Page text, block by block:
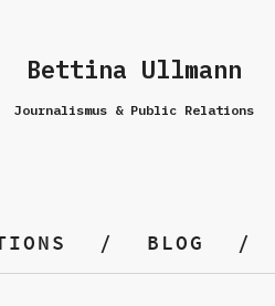
Bettina Ullmann
Journalismus & Public Relations
BLOG